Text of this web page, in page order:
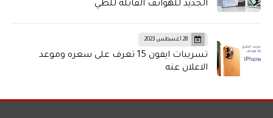
الجديد للهواتف القابلة للطي
28 أغسطس 2023
تسريبات ايفون 15 تعرف على سعره وموعد
الاعلان عنه